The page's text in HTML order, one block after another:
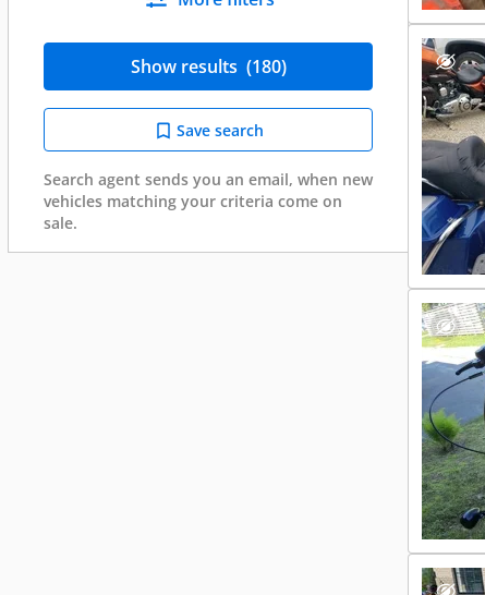
Show results (180)
Save search
Search agent sends you an email, when new
vehicles matching your criteria come on
sale.